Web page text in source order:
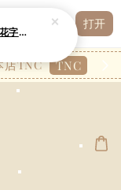
打开
店TNC TNC
A4125 — 韩系基础款休闲减龄印花字圆领修身长款上衣